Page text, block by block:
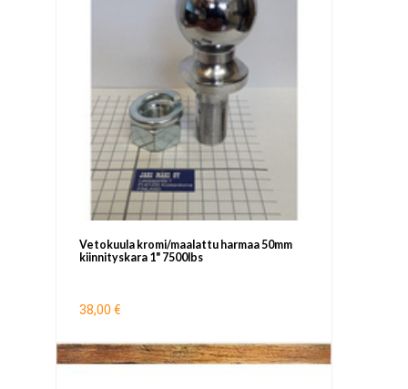
Vetokuula kromi/maalattu harmaa 50mm
kiinnityskara 1" 7500lbs
38,00 €